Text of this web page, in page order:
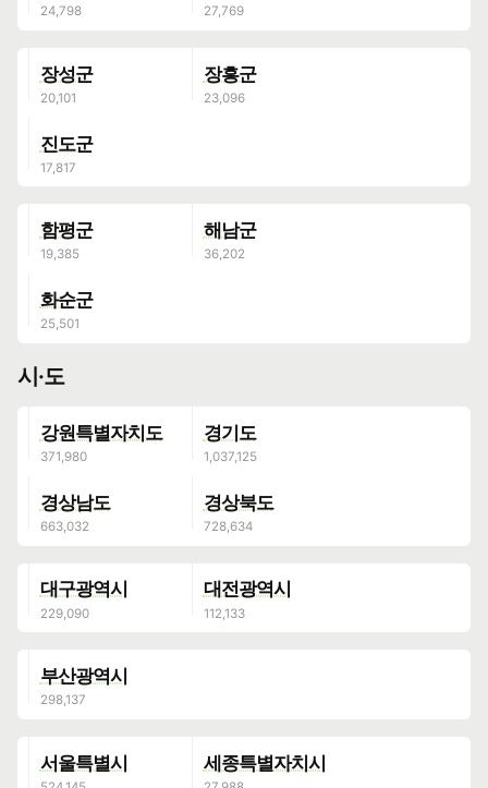
장성군 장흥군
진도군
함평군 해남군
화순군
시·도
강원특별자치도 경기도
경상남도 경상북도
대구광역시 대전광역시
부산광역시
서울특별시 세종특별자치시